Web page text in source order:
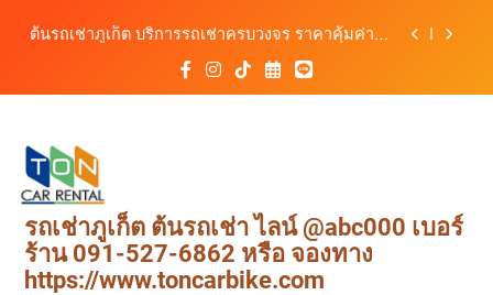
เช่ารถมอเตอร์ไซค์ภูเก็ต กับต้นรถเช่า เดินทาง
ต้นรถเช่า ครบทุกฟังก์ชันการใช้งาน ครบทุกประเภท
รถ ตอบโจทย์ทุกการเดินทางในภูเก็ต
สิงหาคม–ตุลาคม 2569
ต้นรถเช่าภูเก็ต บริการรถเช่าครบวงจร ราคาคุ้มค่า
เดินทางสะดวกทุกเส้นทาง
เช่ารถมอเตอร์ไซค์ภูเก็ต กับต้นรถเช่า เดินทาง
สะดวก ราคาประหยัด เริ่มต้นเพียง 150 บาท/วัน
ต้นรถเช่า ครบทุกฟังก์ชันการใช้งาน ครบทุกประเภท
รถ ตอบโจทย์ทุกการเดินทางในภูเก็ต
รถเช่าภูเก็ต ต้นรถเช่า ไลน์ @abc000 เบอร์
ร้าน 091-527-6862 หรือ จองทาง
https://www.toncarbike.com